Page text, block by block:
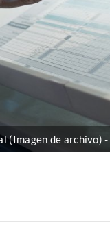
(Imagen de archivo)